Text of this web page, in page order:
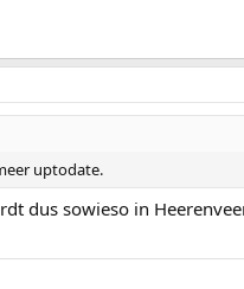
uptodate.
dus sowieso in